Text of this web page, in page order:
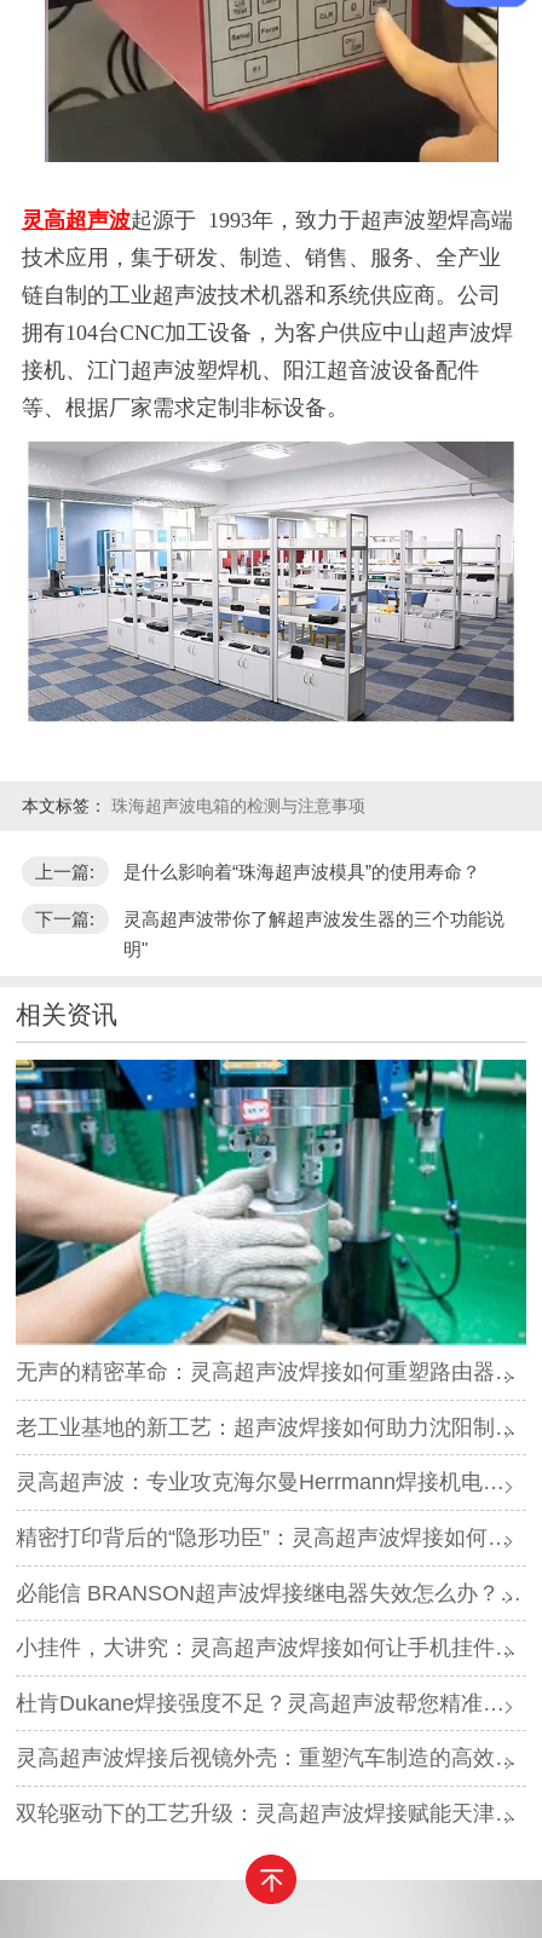
灵高超声波起源于 1993年，致力于超声波塑焊高端
技术应用，集于研发、制造、销售、服务、全产业
链自制的工业超声波技术机器和系统供应商。公司
拥有104台CNC加工设备，为客户供应中山超声波焊
接机、江门超声波塑焊机、阳江超音波设备配件
等、根据厂家需求定制非标设备。
本文标签： 珠海超声波电箱的检测与注意事项
上一篇: 是什么影响着“珠海超声波模具”的使用寿命？
下一篇:
灵高超声波带你了解超声波发生器的三个功能说
明"
相关资讯
无声的精密革命：灵高超声波焊接如何重塑路由器外壳制造？
老工业基地的新工艺：超声波焊接如何助力沈阳制造转型？
灵高超声波：专业攻克海尔曼Herrmann焊接机电路板短路难题
精密打印背后的“隐形功臣”：灵高超声波焊接如何让喷墨头支架更可靠？
必能信 BRANSON超声波焊接继电器失效怎么办？灵高超声波“四步维修法”精准破局
小挂件，大讲究：灵高超声波焊接如何让手机挂件更“抗造”？
杜肯Dukane焊接强度不足？灵高超声波帮您精准破局
灵高超声波焊接后视镜外壳：重塑汽车制造的高效与美学
双轮驱动下的工艺升级：灵高超声波焊接赋能天津汽车与电子产业